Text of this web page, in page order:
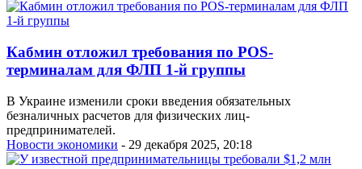
Кабмин отложил требования по POS-
терминалам для ФЛП 1-й группы
В Украине изменили сроки введения обязательных
безналичных расчетов для физических лиц-
предпринимателей.
Новости экономики - 29 декабря 2025, 20:18